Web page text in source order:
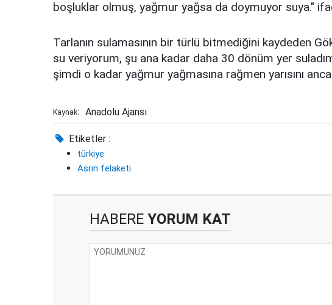
boşluklar olmuş, yağmur yağsa da doymuyor suya."
Tarlanın sulamasının bir türlü bitmediğini kaydeden
su veriyorum, şu ana kadar daha 30 dönüm yer
şimdi o kadar yağmur yağmasına rağmen yarısını
Kaynak: Anadolu Ajansı
Etiketler :
türkiye
Asrın felaketi
HABERE YORUM KAT